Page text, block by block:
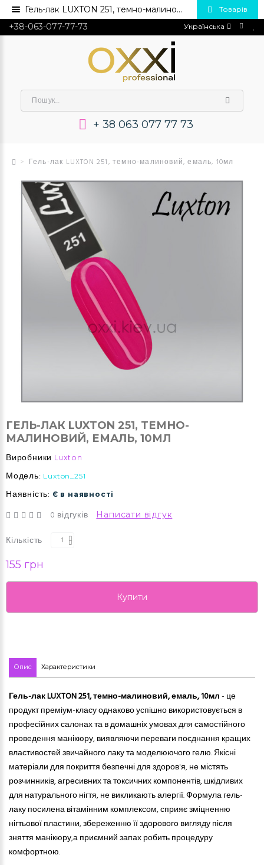
+38-063-077-77-73 Українська
+ 38 063 077 77 73
Товарів
Гель-лак LUXTON 251, темно-малиновий, емаль, 10мл
ГЕЛЬ-ЛАК LUXTON 251, ТЕМНО-
МАЛИНОВИЙ, ЕМАЛЬ, 10МЛ
Виробники Luxton
Модель: Luxton_251
Наявність: Є в наявності
0 відгуків Написати відгук
Кількість
155 грн
Купити
Опис Характеристики
Гель-лак LUXTON 251, темно-малиновий, емаль, 10мл- це
продукт преміум-класу однаково успішно використовується в
професійних салонах та в домашніх умовах для самостійного
проведення манікюру, виявляючи переваги поєднання кращих
властивостей звичайного лаку та моделюючого гелю. Якісні
матеріали для покриття безпечні для здоров'я, не містять
розчинників, агресивнихтатоксичних компонентів, шкідливих
для натурального нігтя, не викликають алергії. Формула гель-
лаку посилена вітамінним комплексом, сприяє зміцненню
нігтьової пластини, збереженню її здорового вигляду після
зняття манікюру,а приємний запах робить процедуру
комфортною.
Гель-лак LUXTON 251, темно-малиновий, емаль, 10мл 💅 Купити в Україні опт та роздріб